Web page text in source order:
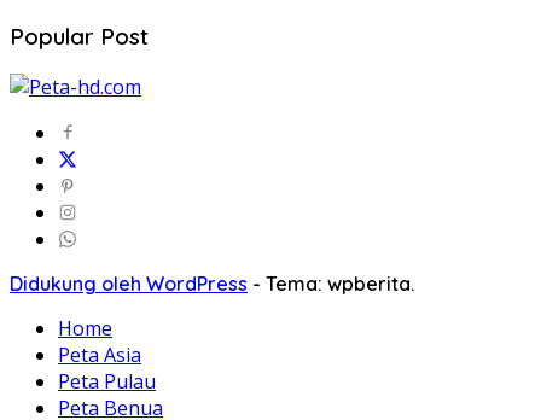
Popular Post
Didukung oleh WordPress - Tema: wpberita.
Home
Peta Asia
Peta Pulau
Peta Benua